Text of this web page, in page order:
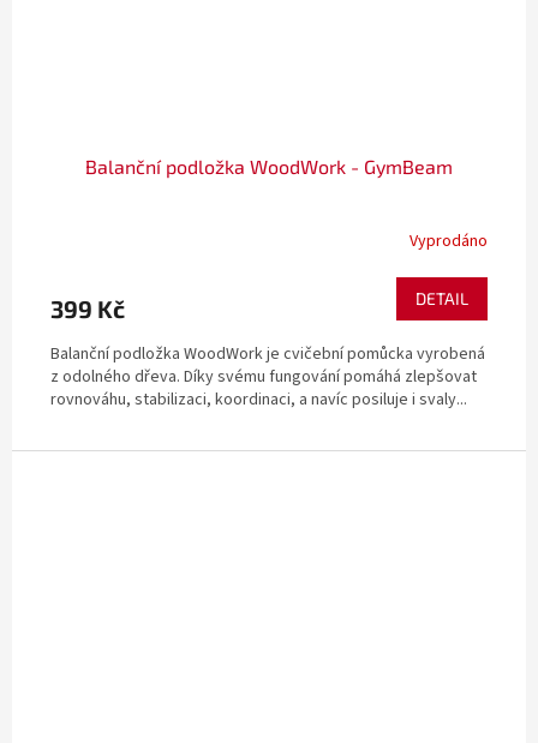
Balanční podložka WoodWork - GymBeam
Vyprodáno
399 Kč DETAIL
Balanční podložka WoodWork je cvičební pomůcka vyrobená
z odolného dřeva. Díky svému fungování pomáhá zlepšovat
rovnováhu, stabilizaci, koordinaci, a navíc posiluje i svaly...